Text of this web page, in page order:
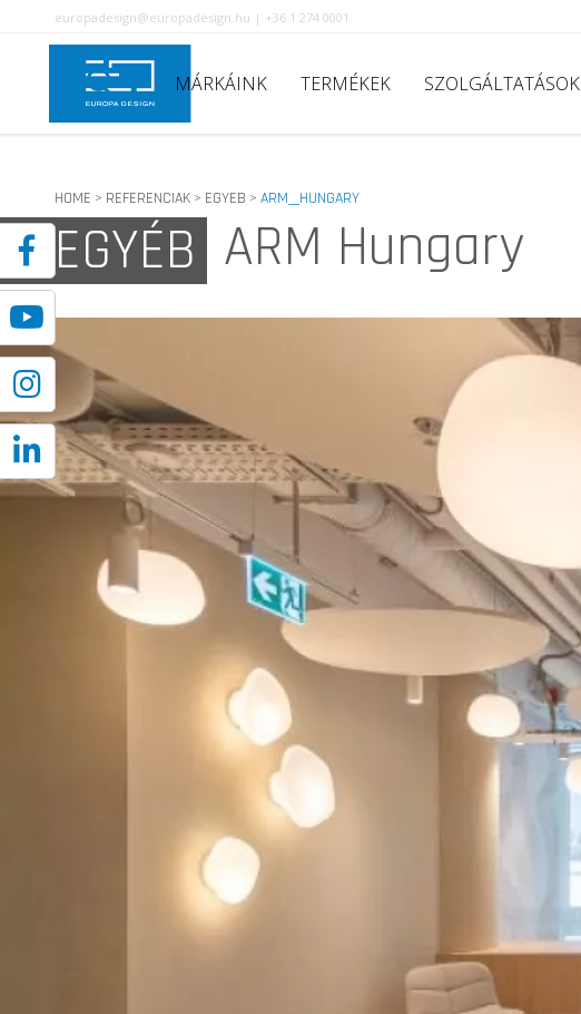
europadesign@europadesign.hu | +36 1 274 0001
MÁRKÁINK TERMÉKEK SZOLGÁLTATÁSOK
HOME > REFERENCIAK> EGYEB > ARM__HUNGARY
EGYÉB ARM Hungary